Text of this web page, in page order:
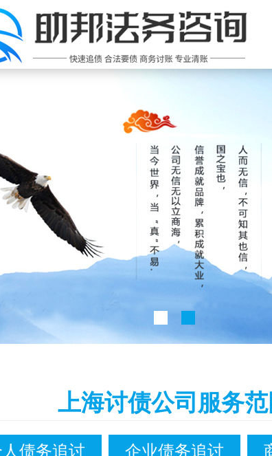
上海讨债公司服务范
债务追讨 企业债务追讨